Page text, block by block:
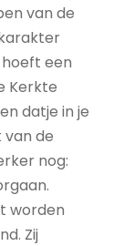
van de
een
Kerkte
datje in je
de
nog:
worden
Zij